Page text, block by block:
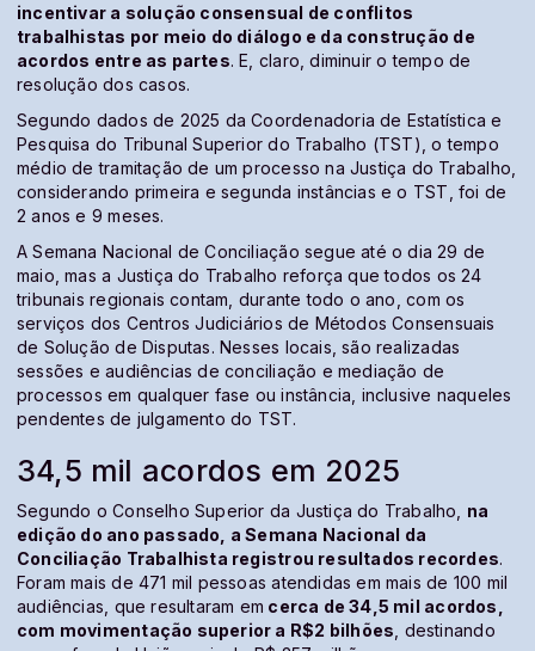
incentivar a solução consensual de conflitos
trabalhistas por meio do diálogo e da construção de
acordos entre as partes. E, claro, diminuir o tempo de
resolução dos casos.
Segundo dados de 2025 da Coordenadoria de Estatística e
Pesquisa do Tribunal Superior do Trabalho (TST), o tempo
médio de tramitação de um processo na Justiça do Trabalho,
considerando primeira e segunda instâncias e o TST, foi de
2 anos e 9 meses.
A Semana Nacional de Conciliação segue até o dia 29 de
maio, mas a Justiça do Trabalho reforça que todos os 24
tribunais regionais contam, durante todo o ano, com os
serviços dos Centros Judiciários de Métodos Consensuais
de Solução de Disputas. Nesses locais, são realizadas
sessões e audiências de conciliação e mediação de
processos em qualquer fase ou instância, inclusive naqueles
pendentes de julgamento do TST.
34,5 mil acordos em 2025
Segundo o Conselho Superior da Justiça do Trabalho, na
edição do ano passado, a Semana Nacional da
Conciliação Trabalhista registrou resultados recordes.
Foram mais de 471 mil pessoas atendidas em mais de 100 mil
audiências, que resultaram em cerca de 34,5 mil acordos,
com movimentação superior a R$2 bilhões , destinando